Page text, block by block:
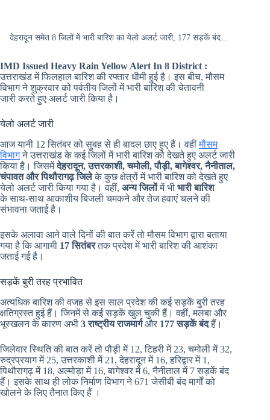
देहरादून समेत 8 जिलों में भारी बारिश का येलो अलर्ट जारी, 177 सड़कें बंद...
IMD Issued Heavy Rain Yellow Alert In 8 District :
उत्तराखंड में फिलहाल बारिश की रफ्तार धीमी हुई है। इस बीच, मौसम
विभाग ने शुक्रवार को पर्वतीय जिलों में भारी बारिश की चेतावनी
जारी करते हुए अलर्ट जारी किया है।
येलो अलर्ट जारी
आज यानी 12 सितंबर को सुबह से ही बादल छाए हुए हैं। वहींमौसम
विभागने उत्तराखंड के कई जिलों में भारी बारिश को देखते हुए अलर्ट जारी
किया है। जिसमेंदेहरादून, उत्तरकाशी, चमोली, पौड़ी, बागेश्वर, नैनीताल,
चंपावत और पिथौरागढ़ जिलेके कुछ क्षेत्रों में भारी बारिश को देखते हुए
येलो अलर्ट जारी किया गया है। वहीं, अन्य जिलोंमें भी भारी बारिश
के साथ-साथ आकाशीय बिजली चमकने और तेज हवाएं चलने की
संभावना जताई है।
इसके अलावा आने वाले दिनों की बात करें तो मौसम विभाग द्वारा बताया
गया है कि आगामी 17 सितंबरतक प्रदेश में भारी बारिश की आशंका
जताई गई है।
सड़कें बुरी तरह प्रभावित
अत्यधिक बारिश की वजह से इस साल प्रदेश की कई सड़कें बुरी तरह
क्षतिग्रस्त हुई हैं। जिनमें से कई सड़कें खुल चुकी हैं। वहीं, मलबा और
भूस्खलन के कारण अभी 3 राष्ट्रीय राजमार्गऔर 177 सड़कें बंदहैं।
जिलेवार स्थिति की बात करें तो पौड़ी में 12, टिहरी में 23, चमोली में 32,
रुद्रप्रयाग में 25, उत्तरकाशी में 21, देहरादून में 16, हरिद्वार में 1,
पिथौरागढ़ में 18, अल्मोड़ा में 16, बागेश्वर में 6, नैनीताल में 7 सड़कें बंद
हैं। इसके साथ ही लोक निर्माण विभाग ने 671 जेसीबी बंद मार्गों को
खोलने के लिए तैनात किए हैं ।